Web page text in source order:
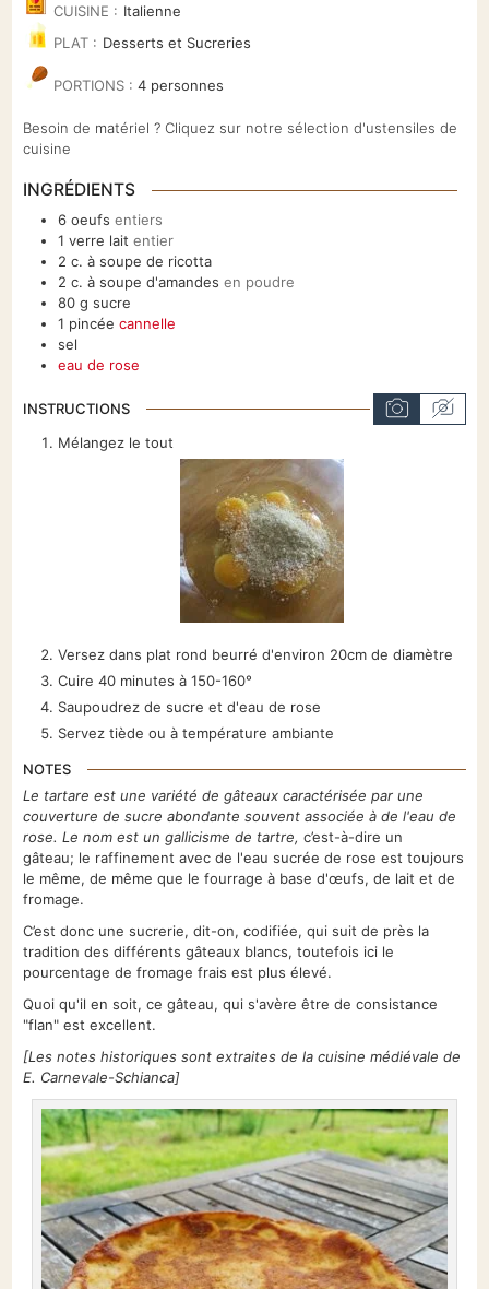
CUISINE : Italienne
PLAT : Desserts et Sucreries
PORTIONS :4 personnes
Besoin de matériel ? Cliquez sur notre sélection d'ustensiles de
cuisine
INGRÉDIENTS
6 oeufs entiers
1 verre lait entier
2 c. à soupe de ricotta
2 c. à soupe d'amandes en poudre
80 g sucre
1 pincée cannelle
sel
eau de rose
INSTRUCTIONS
Mélangez le tout
Versez dans plat rond beurré d'environ 20cm de diamètre
Cuire40 minutes à 150-160°
Saupoudrez de sucre et d'eau de rose
Servez tiède ou à température ambiante
NOTES
Le tartare est une variété de gâteaux caractérisée par une
couverture de sucre abondante souvent associée à de l'eau de
rose. Le nom est un gallicisme de tartre, c’est-à-dire un
gâteau; le raffinement avec de l'eau sucrée de rose est toujours
le même, de même que le fourrage à base d'œufs, de lait et de
fromage.
C’est donc une sucrerie, dit-on, codifiée, qui suit de près la
tradition des différents gâteaux blancs, toutefois ici le
pourcentage de fromage frais est plus élevé.
Quoi qu'il en soit, ce gâteau, qui s'avère être de consistance
"flan" est excellent.
[Les notes historiques sont extraites de la cuisine médiévale de
E. Carnevale-Schianca]